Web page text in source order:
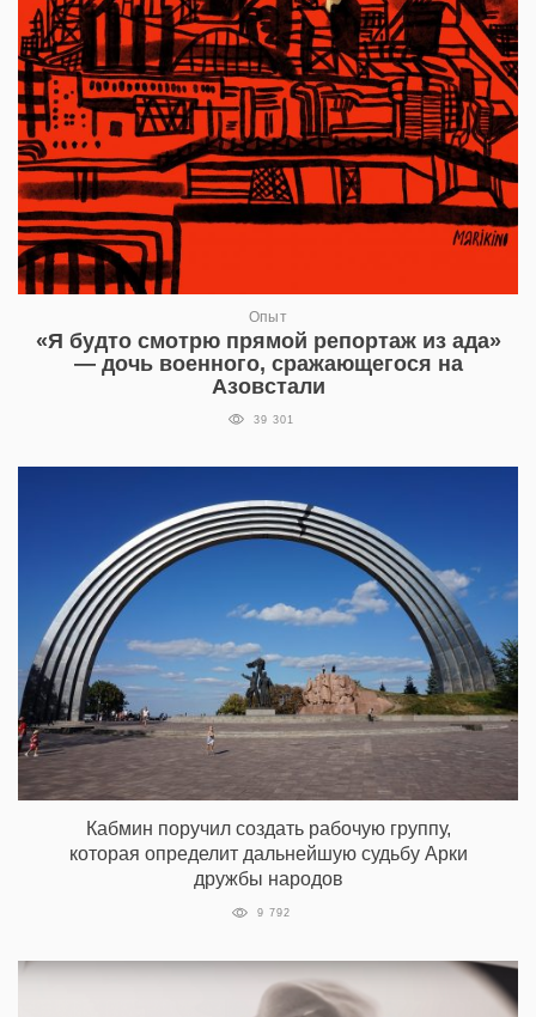
Опыт
«Я будто смотрю прямой репортаж из ада»
— дочь военного, сражающегося на
Азовстали
39 301
Кабмин поручил создать рабочую группу,
которая определит дальнейшую судьбу Арки
дружбы народов
9 792